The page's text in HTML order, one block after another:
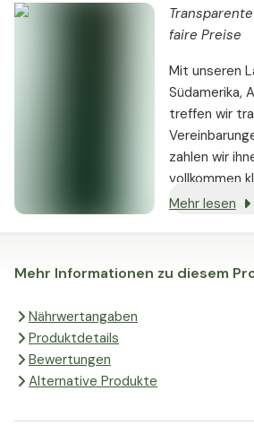
Mehr Informationen zu diesem
Nährwertangaben
Produktdetails
Bewertungen
Alternative Produkte
faire Preise
Mit unseren
Südamerika,
treffen wir
zahlen wir
vollkommen
erwarten und
Produkte.
Mehr lesen